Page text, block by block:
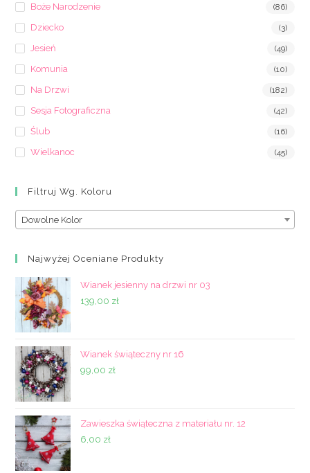
Boże Narodzenie (86)
Dziecko (3)
Jesień (49)
Komunia (10)
Na Drzwi (182)
Sesja Fotograficzna (42)
Ślub (16)
Wielkanoc (45)
Filtruj Wg. Koloru
Dowolne Kolor
Najwyżej Oceniane Produkty
Wianek jesienny na drzwi nr 03
139,00 zł
Wianek świąteczny nr 16
99,00 zł
Zawieszka świąteczna z materiału nr. 12
6,00 zł